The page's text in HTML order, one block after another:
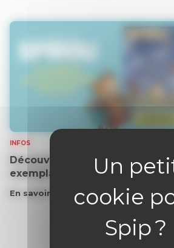
INFOS
Découvrez gratuitement un
exemplaire du journal !
En savoir plus